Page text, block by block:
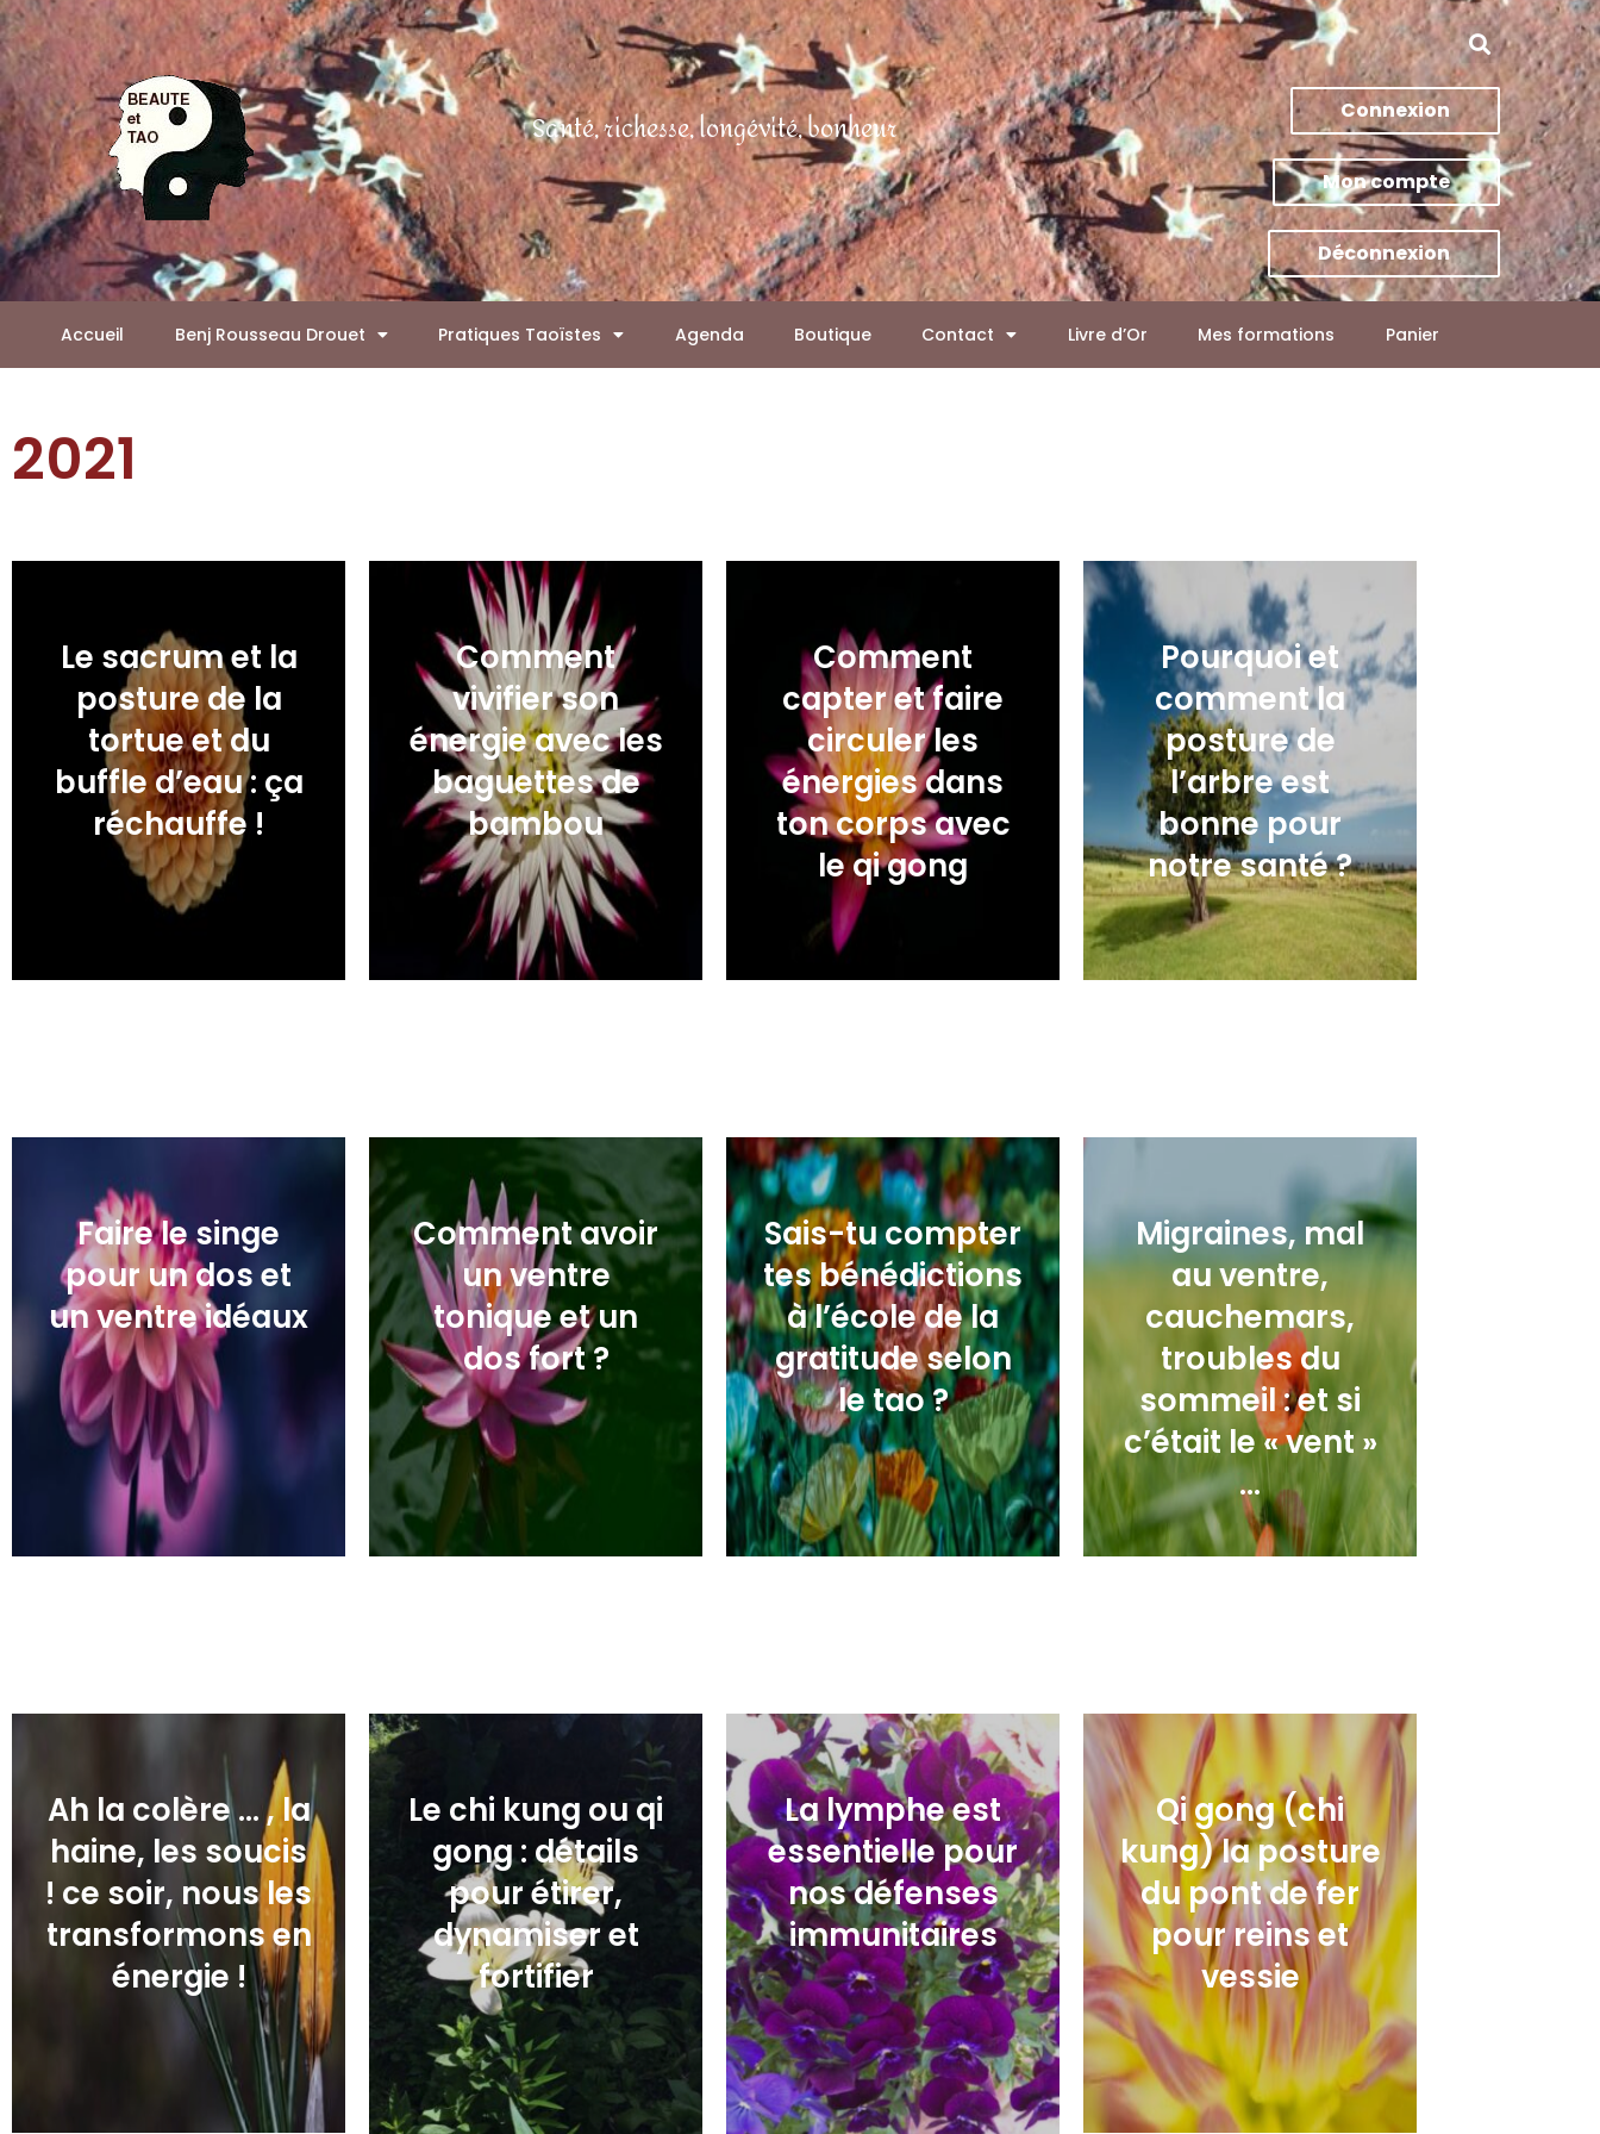
Aller
au
contenu
Santé, richesse, longévité, bonheur Connexion
Mon compte
Déconnexion
Accueil Benj Rousseau Drouet Pratiques Taoïstes Agenda Boutique Contact Livre d’Or Mes formations Panier
2021
Le sacrum et la
posture de la
tortue et du
buffle d’eau : ça
réchauffe !
Comment
vivifier son
énergie avec les
baguettes de
bambou
Comment
capter et faire
circuler les
énergies dans
ton corps avec
le qi gong
Pourquoi et
comment la
posture de
l’arbre est
bonne pour
notre santé ?
Faire le singe
pour un dos et
un ventre idéaux
Comment avoir
un ventre
tonique et un
dos fort ?
Sais-tu compter
tes bénédictions
à l’école de la
gratitude selon
le tao ?
Migraines, mal
au ventre,
cauchemars,
troubles du
sommeil : et si
c’était le « vent »
…
Ah la colère … , la
haine, les soucis
! ce soir, nous les
transformons en
énergie !
Le chi kung ou qi
gong : détails
pour étirer,
dynamiser et
fortifier
La lymphe est
essentielle pour
nos défenses
immunitaires
Qi gong (chi
kung) la posture
du pont de fer
pour reins et
vessie
Panneau de gestion des cookies